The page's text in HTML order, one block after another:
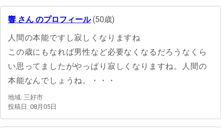
響 さん のプロフィール(50歳)
人間の本能ですし寂しくなりますね
この歳にもなれば男性など必要なくなるだろうなくら
い思ってましたがやっぱり寂しくなりますね。人間の
本能なんでしょうね。・・・
地域: 三好市
投稿日: 08月05日